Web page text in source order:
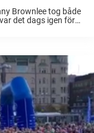
Brownlee tog både
det dags igen för